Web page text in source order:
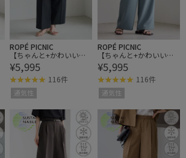
ROPÉ PICNIC
【ちゃんと+かわいい保
証】エアリーリネンライ
ク タックワイドパンツ/U
Vカット・速乾
¥5,995
116件
通気性
ROPÉ PICNIC
【ちゃんと+かわいい保
証】エアリーリネンライ
ク タックワイドパンツ/U
Vカット・速乾
¥5,995
116件
通気性